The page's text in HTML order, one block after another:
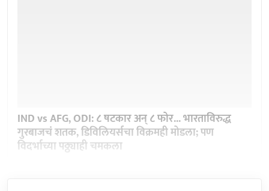
IND vs AFG, ODI: ८ षटकार अन् ८ फोर... भारताविरुद्ध
गुरबाजचं शतक, डिविलियर्सचा विक्रमही मोडला; पण
विदर्भाच्या पठ्ठ्याही चमकला